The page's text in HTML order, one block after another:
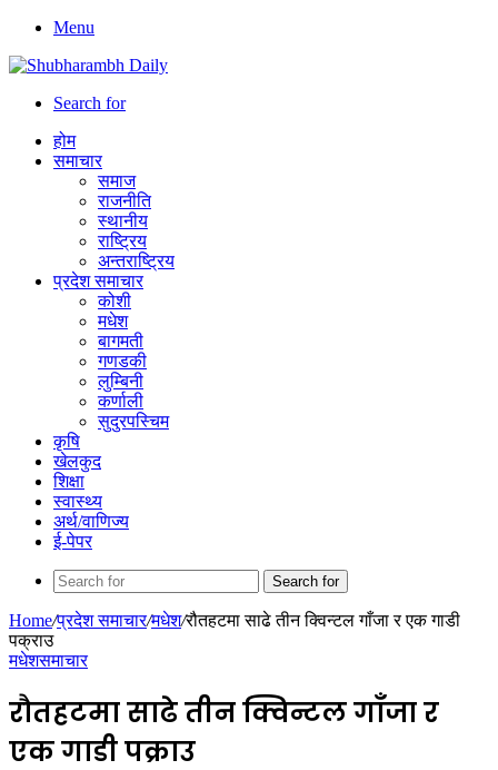
Menu
Search for
होम
समाचार
समाज
राजनीति
स्थानीय
राष्ट्रिय
अन्तराष्ट्रिय
प्रदेश समाचार
कोशी
मधेश
बागमती
गणडकी
लुम्बिनी
कर्णाली
सुदुरपस्चिम
कृषि
खेलकुद
शिक्षा
स्वास्थ्य
अर्थ/वाणिज्य
ई-पेपर
Search for
Home/प्रदेश समाचार/मधेश/रौतहटमा साढे तीन क्विन्टल गाँजा र एक गाडी
पक्राउ
मधेशसमाचार
रौतहटमा साढे तीन क्विन्टल गाँजा र
एक गाडी पक्राउ